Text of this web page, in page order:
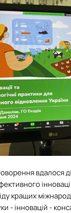
вдалося
кращих
- інновацій -